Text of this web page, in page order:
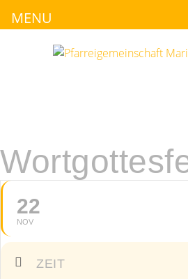
22
NOV
ZEIT
MENU